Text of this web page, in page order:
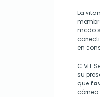
La
modo
en
C VIT
su
que